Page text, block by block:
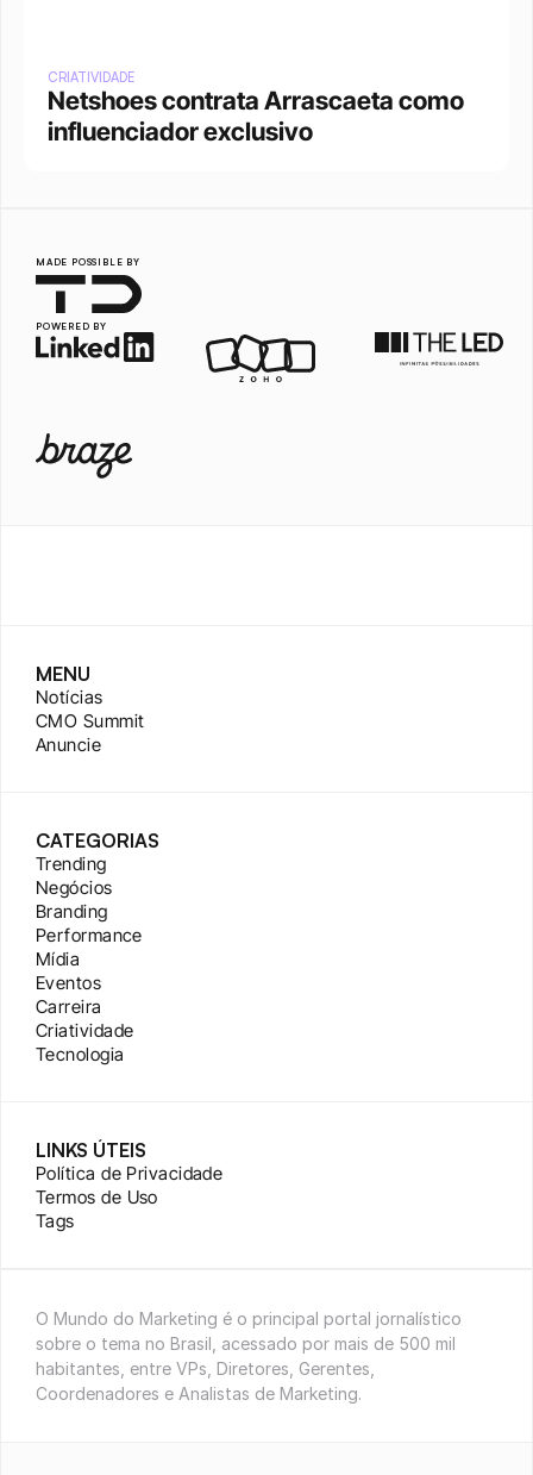
CRIATIVIDADE
Netshoes contrata Arrascaeta como
influenciador exclusivo
MADE POSSIBLE BY
POWERED BY
MENU
Notícias
CMO Summit
Anuncie
CATEGORIAS
Trending
Negócios
Branding
Performance
Mídia
Eventos
Carreira
Criatividade
Tecnologia
LINKS ÚTEIS
Política de Privacidade
Termos de Uso
Tags
O Mundo do Marketing é o principal portal jornalístico
sobre o tema no Brasil, acessado por mais de 500 mil
habitantes, entre VPs, Diretores, Gerentes,
Coordenadores e Analistas de Marketing.